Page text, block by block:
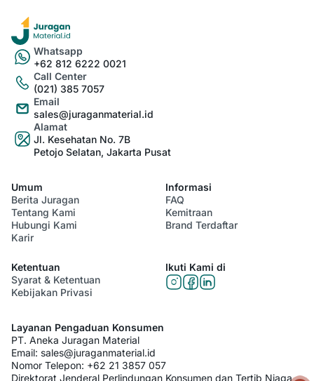
Whatsapp
+62 812 6222 0021
Call Center
(021) 385 7057
Email
sales@juraganmaterial.id
Alamat
Jl. Kesehatan No. 7B
Petojo Selatan, Jakarta Pusat
Umum
Berita Juragan
Tentang Kami
Hubungi Kami
Karir
Informasi
FAQ
Kemitraan
Brand Terdaftar
Ketentuan
Syarat & Ketentuan
Kebijakan Privasi
Ikuti Kami di
Layanan Pengaduan Konsumen
PT. Aneka Juragan Material
Email: sales@juraganmaterial.id
Nomor Telepon: +62 21 3857 057
Direktorat Jenderal Perlindungan Konsumen dan Tertib Niaga